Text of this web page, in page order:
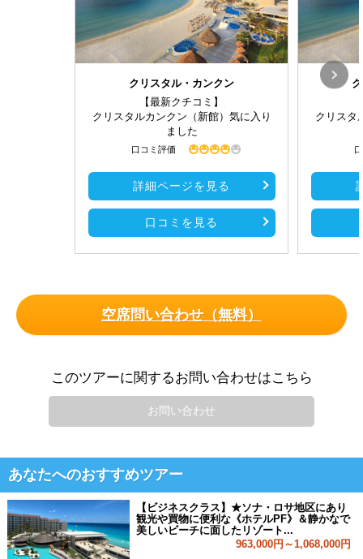
クリスタル・カンクン
【最新クチコミ】
クリスタルカンクン（新館）気に入り
ました
口コミ評価
詳細ページを見る
口コミを見る
クリスタ
空席問い合わせ（無料）
このツアーに関するお問い合わせはこちら
お問い合わせ
あなたへのおすすめツアー
【ビジネスクラス】★ソナ・ロサ地区にあり
観光や買物に便利な《ホテルPF》＆静かなで
美しいビーチに面したリゾート...
963,000円～1,068,000円